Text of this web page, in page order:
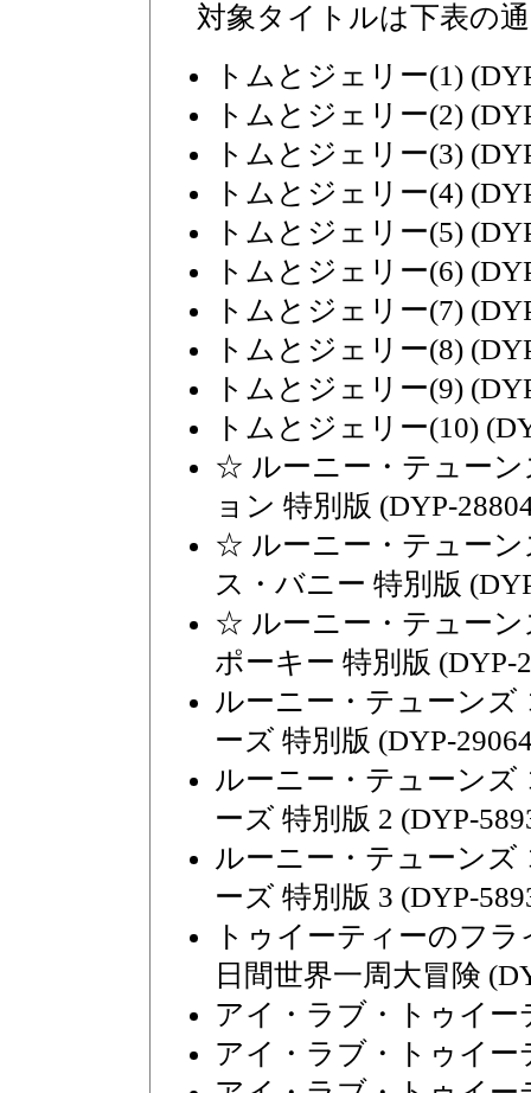
対象タイトルは下表の
トムとジェリー(1)
トムとジェリー(2)
トムとジェリー(3)
トムとジェリー(4)
トムとジェリー(5)
トムとジェリー(6)
トムとジェリー(7)
トムとジェリー(8)
トムとジェリー(9)
トムとジェリー(10)
☆ ルーニー・テュー
ョン 特別版 (DYP-
☆ ルーニー・テュー
ス・バニー 特別版
☆ ルーニー・テュー
ポーキー 特別版 (DYP-
ルーニー・テューン
ーズ 特別版 (DYP-
ルーニー・テューン
ーズ 特別版 2 (DYP-
ルーニー・テューン
ーズ 特別版 3 (DYP-
トゥイーティーのフ
日間世界一周大冒険
アイ・ラブ・トゥイー
アイ・ラブ・トゥイー